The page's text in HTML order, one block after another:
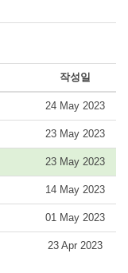
작성일
24 May 2023
23 May 2023
23 May 2023
14 May 2023
01 May 2023
23 Apr 2023